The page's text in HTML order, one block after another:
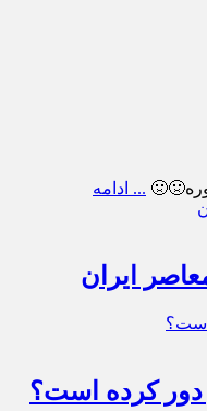
... ادامه
ایران
دور کرده است؟